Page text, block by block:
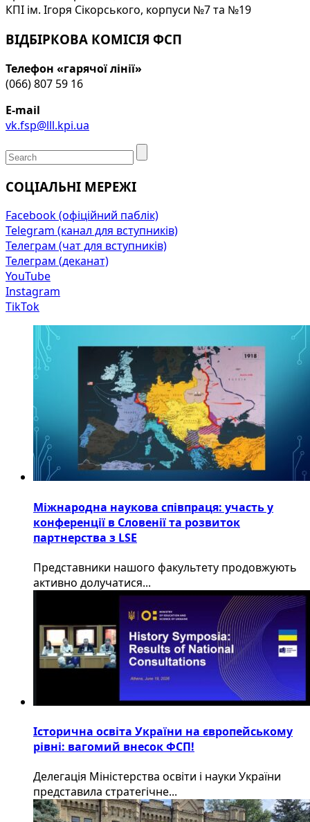
КПІ ім. Ігоря Сікорського, корпуси №7 та №19
ВІДБІРКОВА КОМІСІЯ ФСП
Телефон «гарячої лінії»
(066) 807 59 16
E-mail
vk.fsp@lll.kpi.ua
СОЦІАЛЬНІ МЕРЕЖІ
Facebook (офіційний паблік)
Telegram (канал для вступників)
Телеграм (чат для вступників)
Телеграм (деканат)
YouTube
Instagram
TikTok
Міжнародна наукова співпраця: участь у
конференції в Словенії та розвиток
партнерства з LSE
​Представники нашого факультету продовжують
активно долучатися...
Історична освіта України на європейському
рівні: вагомий внесок ФСП!
Делегація Міністерства освіти і науки України
представила стратегічне...